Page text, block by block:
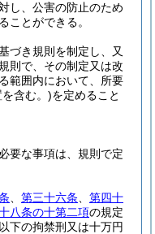
し、公害の防止のため
ことができる。
づき規則を制定し、又
則で、その制定又は改
範囲内において、所要
含む。)を定めること
要な事項は、規則で定
第三十六条
第四十
八条の十第二項の規定
下の拘禁刑又は十万円